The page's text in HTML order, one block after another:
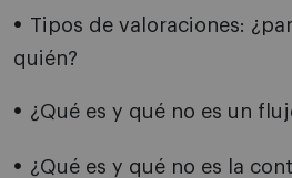
Tipos de valoraciones:
quién?
¿Qué es y qué no es un
¿Qué es y qué no es la